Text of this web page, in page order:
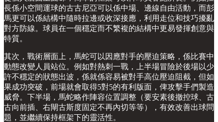
長係小空間運球的古古尼亞可以係中場、邊線自由活動，而彭
馬更可以係結構中隨時拉邊或收深接應，利用走位和技巧擾亂
對方防線。球員在一個穩定而不繁複的結構中更易發揮創意與
特質。
其次，戰術層面上，馬蛇可以因應對手的壓迫策略，係比賽中
動態改變人員站位。例如對熱刺一戰，上半場冒險於後場以少
許不穩定的狀態出波，係就係容易被對手高位壓迫阻截，但如
果成功突破，前場就會取得5對5的有利版面，俾攻擊手們製造
威脅。下半場，馬蛇略作陣容位置調整（要安素後撤控球、古
古向前插、右閘古斯度固定不再內切等等），有效改善出球問
題，並繼續保持框架下的靈活性。